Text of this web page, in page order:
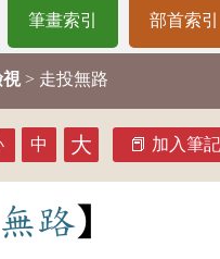
筆畫索引 部首索引
視 > 走投無路
中 大 加入筆記
無路